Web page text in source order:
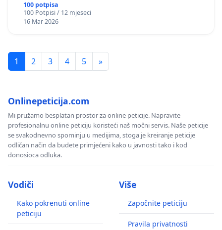
100 potpisa
100 Potpisi / 12 mjeseci
16 Mar 2026
1 2 3 4 5 »
Onlinepeticija.com
Mi pružamo besplatan prostor za online peticije. Napravite
profesionalnu online peticiju koristeći naš močni servis. Naše peticije
se svakodnevno spominju u medijima, stoga je kreiranje peticije
odličan način da budete primjećeni kako u javnosti tako i kod
donosioca odluka.
Vodiči
Kako pokrenuti online
peticiju
Više
Započnite peticiju
Pravila privatnosti